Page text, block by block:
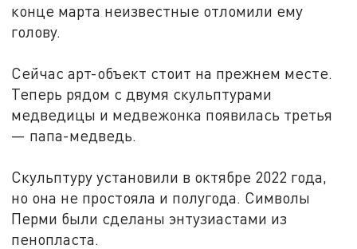
конце марта неизвестные отломили ему
голову.
Сейчас арт-объект стоит на прежнем месте.
Теперь рядом с двумя скульптурами
медведицы и медвежонка появилась третья
— папа-медведь.
Скульптуру установили в октябре 2022 года,
но она не простояла и полугода. Символы
Перми были сделаны энтузиастами из
пенопласта.